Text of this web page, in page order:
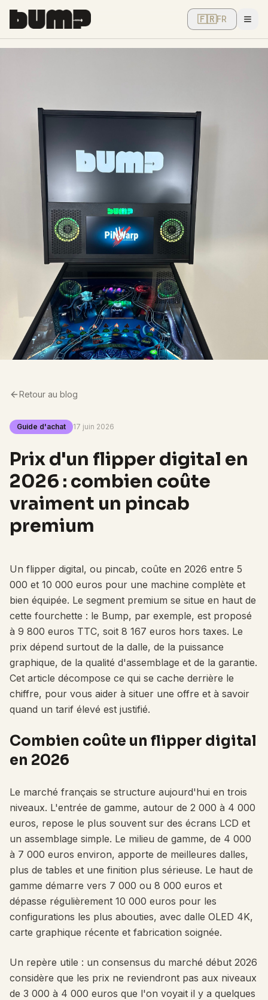
🇫🇷FR
Retour au blog
Guide d'achat 17 juin 2026
Prix d'un flipper digital en
2026 : combien coûte
vraiment un pincab
premium
Un flipper digital, ou pincab, coûte en 2026 entre 5
000 et 10 000 euros pour une machine complète et
bien équipée. Le segment premium se situe en haut de
cette fourchette : le Bump, par exemple, est proposé
à 9 800 euros TTC, soit 8 167 euros hors taxes. Le
prix dépend surtout de la dalle, de la puissance
graphique, de la qualité d'assemblage et de la garantie.
Cet article décompose ce qui se cache derrière le
chiffre, pour vous aider à situer une offre et à savoir
quand un tarif élevé est justifié.
Combien coûte un flipper digital
en 2026
Le marché français se structure aujourd'hui en trois
niveaux. L'entrée de gamme, autour de 2 000 à 4 000
euros, repose le plus souvent sur des écrans LCD et
un assemblage simple. Le milieu de gamme, de 4 000
à 7 000 euros environ, apporte de meilleures dalles,
plus de tables et une finition plus sérieuse. Le haut de
gamme démarre vers 7 000 ou 8 000 euros et
dépasse régulièrement 10 000 euros pour les
configurations les plus abouties, avec dalle OLED 4K,
carte graphique récente et fabrication soignée.
Un repère utile : un consensus du marché début 2026
considère que les prix ne reviendront pas aux niveaux
de 3 000 à 4 000 euros que l'on voyait il y a quelques